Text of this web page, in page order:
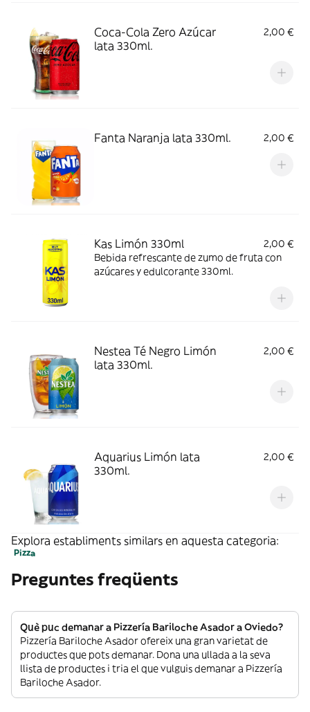
Coca-Cola Zero Azúcar
lata 330ml.
2,00 €
Fanta Naranja lata 330ml. 2,00 €
Kas Limón 330ml
2,00 €
Bebida refrescante de zumo de fruta con
azúcares y edulcorante 330ml.
Nestea Té Negro Limón
lata 330ml.
2,00 €
Aquarius Limón lata
330ml.
2,00 €
Explora establiments similars en aquesta categoria:
Pizza
Preguntes freqüents
Què puc demanar a Pizzería Bariloche Asador a Oviedo?
Pizzería Bariloche Asador ofereix una gran varietat de
productes que pots demanar. Dona una ullada a la seva
llista de productes i tria el que vulguis demanar a Pizzería
Bariloche Asador.